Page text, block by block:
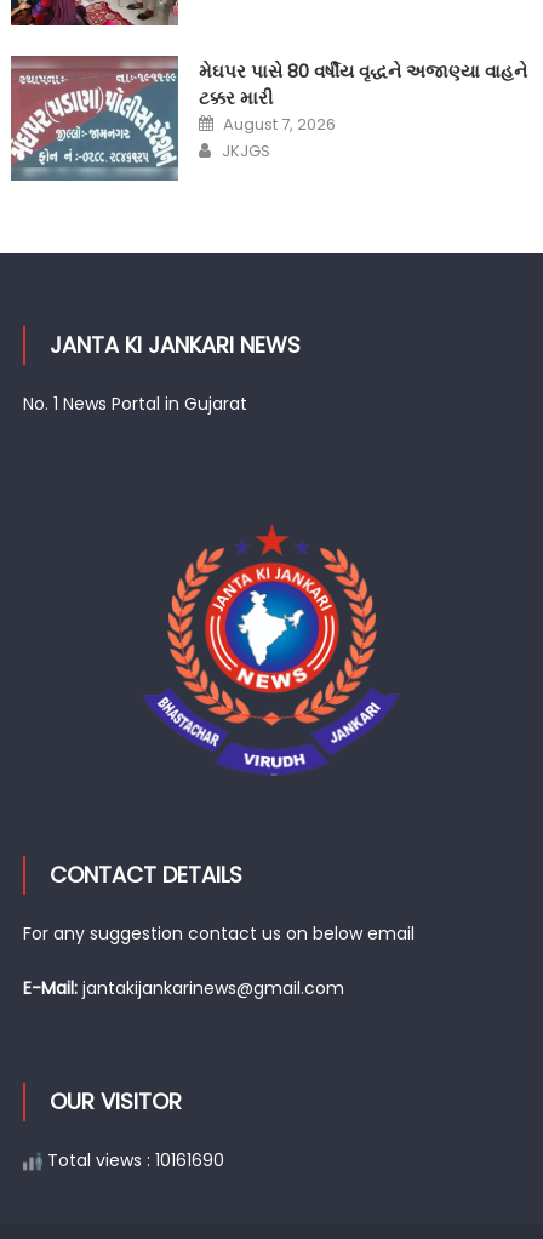
મેઘપર પાસે 80 વર્ષીય વૃદ્ધને અજાણ્યા વાહને
ટક્કર મારી
Posted
on
August 7, 2026
Author
JKJGS
JANTA KI JANKARI NEWS
No. 1 News Portal in Gujarat
CONTACT DETAILS
For any suggestion contact us on below email
E-Mail: jantakijankarinews@gmail.com
OUR VISITOR
Total views : 10161690